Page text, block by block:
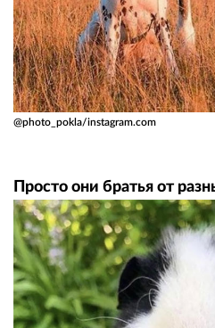
@photo_pokla/instagram.com
Просто они братья от